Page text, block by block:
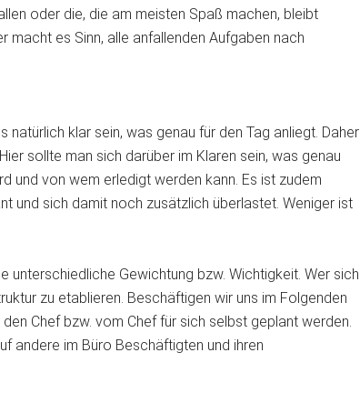
oder die, die am meisten Spaß machen, bleibt
es Sinn, alle anfallenden Aufgaben nach
klar sein, was genau für den Tag anliegt. Daher
sollte man sich darüber im Klaren sein, was genau
und von wem erledigt werden kann. Es ist zudem
und sich damit noch zusätzlich überlastet. Weniger ist
unterschiedliche Gewichtung bzw. Wichtigkeit. Wer sich
zu etablieren. Beschäftigen wir uns im Folgenden
Chef bzw. vom Chef für sich selbst geplant werden.
andere im Büro Beschäftigten und ihren